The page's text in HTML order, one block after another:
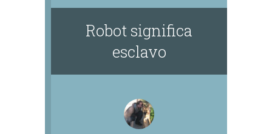
Robot significa
esclavo